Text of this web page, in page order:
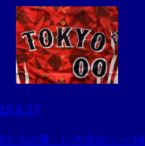
たちの夏、いざ頂点へ ― UI